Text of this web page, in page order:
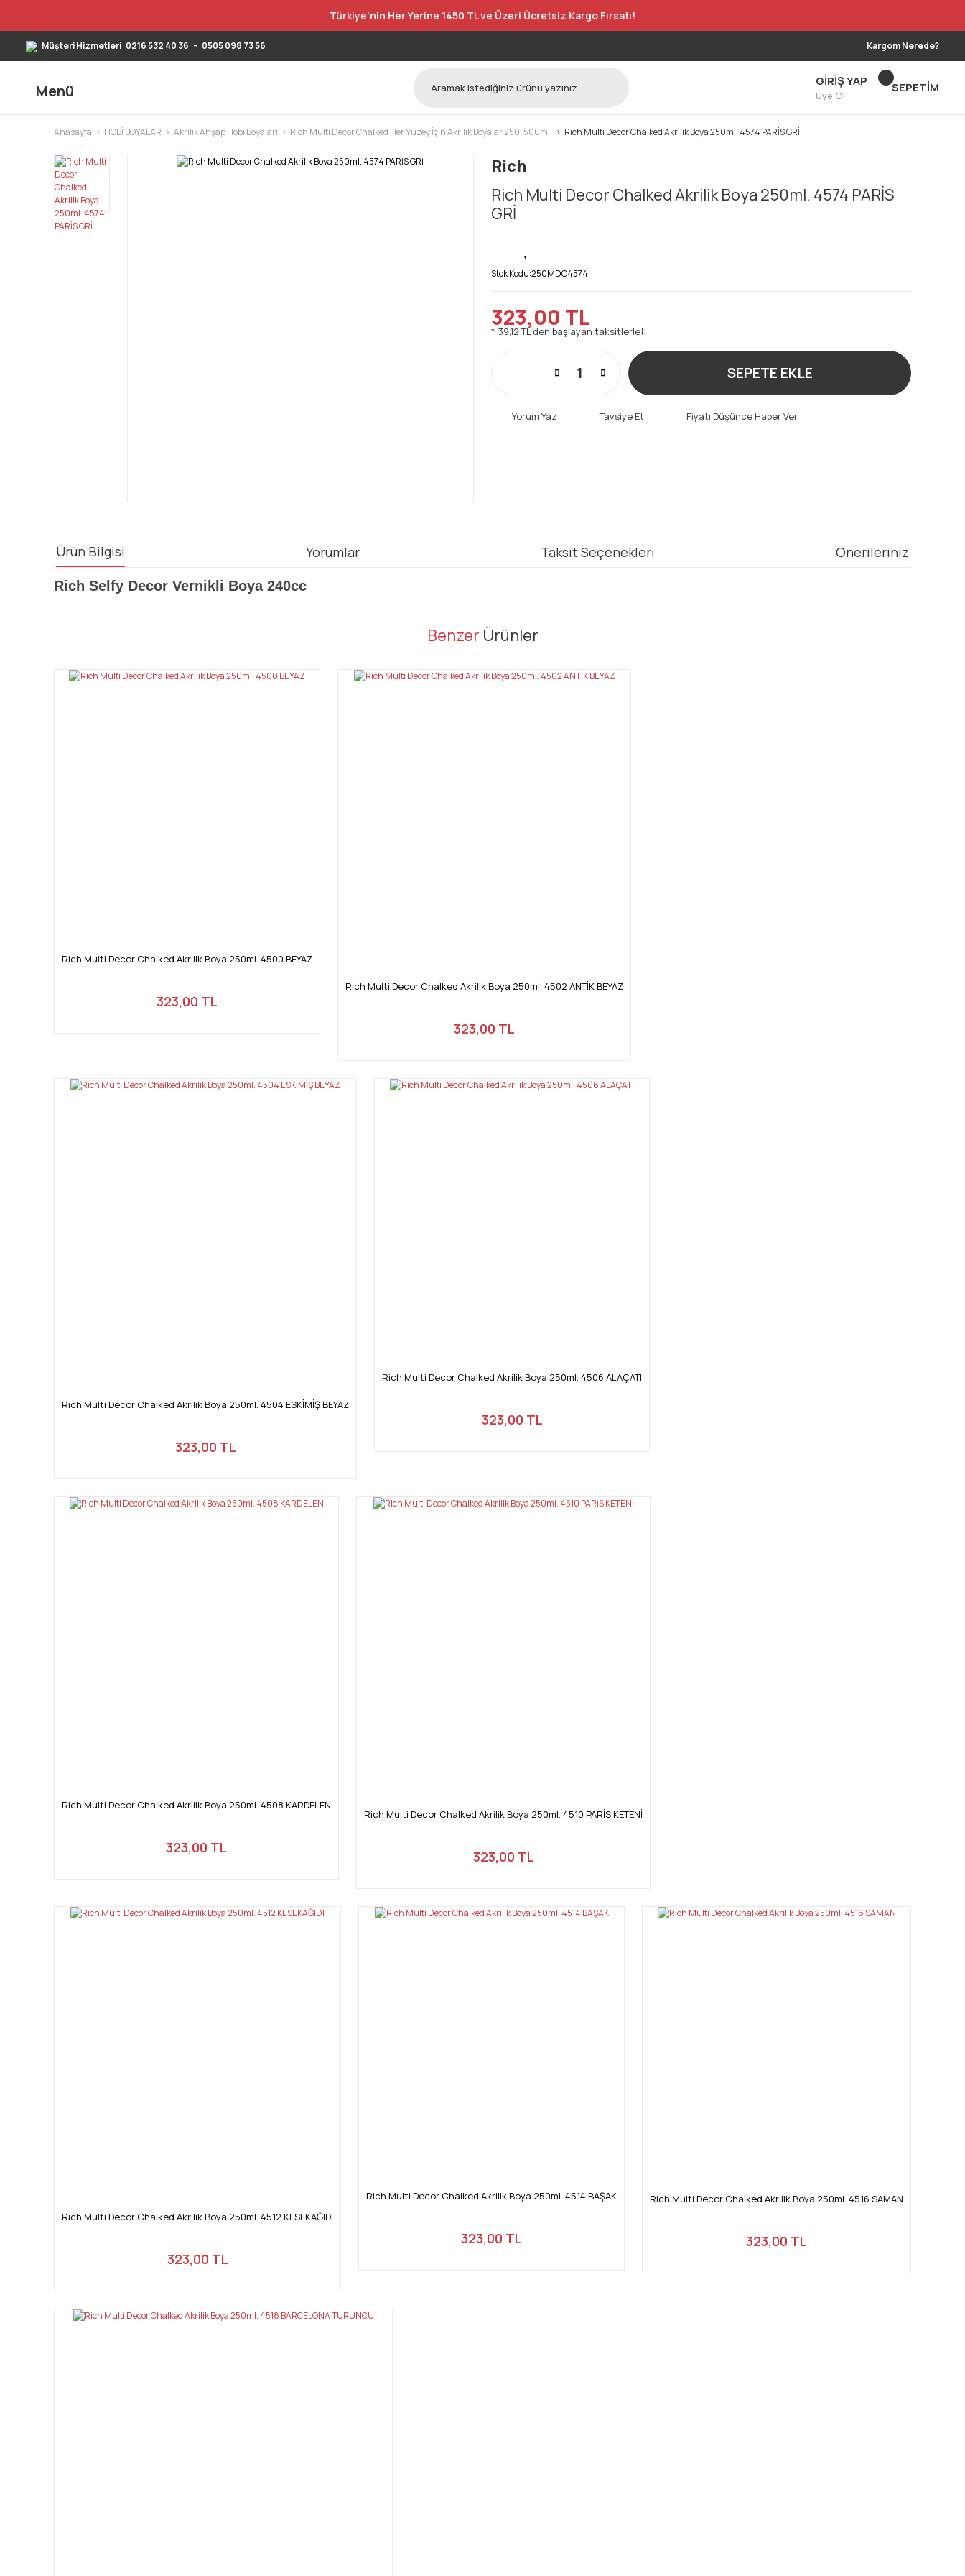
Türkiye’nin Her Yerine 1450 TL ve Üzeri Ücretsiz Kargo Fırsatı!
Müşteri Hizmetleri 0216 532 40 36 - 0505 098 73 56 Kargom Nerede?
Menü
GİRİŞ YAP
Üye Ol
SEPETİM
Anasayfa HOBİ BOYALAR Akrilik Ahşap Hobi Boyaları Rich Multi Decor Chalked Her Yüzey İçin Akrilik Boyalar 250-500ml. Rich Multi Decor Chalked Akrilik Boya 250ml. 4574 PARİS GRİ
Rich
Rich Multi Decor Chalked Akrilik Boya 250ml. 4574 PARİS
GRİ
Stok Kodu:250MDC4574
323,00 TL
* 39,12 TL den başlayan taksitlerle!!
SEPETE EKLE
Yorum Yaz Tavsiye Et Fiyatı Düşünce Haber Ver
Ürün Bilgisi Yorumlar Taksit Seçenekleri Önerileriniz
Rich Selfy Decor Vernikli Boya 240cc
Bu ürünün fiyat bilgisi, resim, ürün açıklamalarında ve diğer konularda yetersiz gördüğünüz noktaları öneri formunu kullanarak tarafımıza iletebilirsiniz.
Ürün resmi kalitesiz, bozuk veya görüntülenemiyor.
Benzer Ürünler
Rich Multi Decor Chalked Akrilik Boya 250ml. 4500 BEYAZ
323,00 TL
Rich Multi Decor Chalked Akrilik Boya 250ml. 4502 ANTİK BEYAZ
323,00 TL
Rich Multi Decor Chalked Akrilik Boya 250ml. 4504 ESKİMİŞ BEYAZ
323,00 TL
Rich Multi Decor Chalked Akrilik Boya 250ml. 4506 ALAÇATI
323,00 TL
Rich Multi Decor Chalked Akrilik Boya 250ml. 4508 KARDELEN
323,00 TL
Rich Multi Decor Chalked Akrilik Boya 250ml. 4510 PARİS KETENİ
323,00 TL
Rich Multi Decor Chalked Akrilik Boya 250ml. 4512 KESEKAĞIDI
323,00 TL
Rich Multi Decor Chalked Akrilik Boya 250ml. 4514 BAŞAK
323,00 TL
Rich Multi Decor Chalked Akrilik Boya 250ml. 4516 SAMAN
323,00 TL